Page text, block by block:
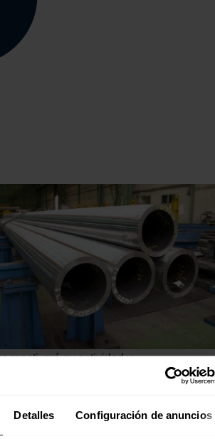
Detalles Configuración de anuncios
reactivará su actividad y
que reactivará su actividad tras